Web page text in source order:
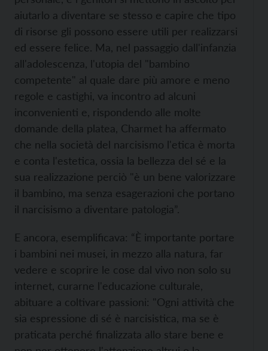
aiutarlo a diventare se stesso e capire che tipo
di risorse gli possono essere utili per realizzarsi
ed essere felice. Ma, nel passaggio dall'infanzia
all'adolescenza, l'utopia del "bambino
competente" al quale dare più amore e meno
regole e castighi, va incontro ad alcuni
inconvenienti e, rispondendo alle molte
domande della platea, Charmet ha affermato
che nella società del narcisismo l'etica è morta
e conta l'estetica, ossia la bellezza del sé e la
sua realizzazione perciò "è un bene valorizzare
il bambino, ma senza esagerazioni che portano
il narcisismo a diventare patologia”.
E ancora, esemplificava: “È importante portare
i bambini nei musei, in mezzo alla natura, far
vedere e scoprire le cose dal vivo non solo su
internet, curarne l'educazione culturale,
abituare a coltivare passioni: "Ogni attività che
sia espressione di sé è narcisistica, ma se è
praticata perché finalizzata allo stare bene e